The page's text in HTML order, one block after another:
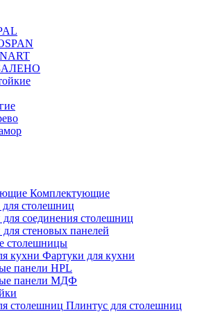
Комплектующие
столешниц
соединения столешниц
стеновых панелей
столешницы
Фартуки для кухни
панели HPL
панели МДФ
Плинтус для столешниц